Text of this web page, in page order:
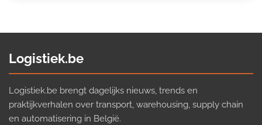
Logistiek.be
Logistiek.be brengt dagelijks nieuws, trends en
praktijkverhalen over transport, warehousing, supply chain
en automatisering in België.